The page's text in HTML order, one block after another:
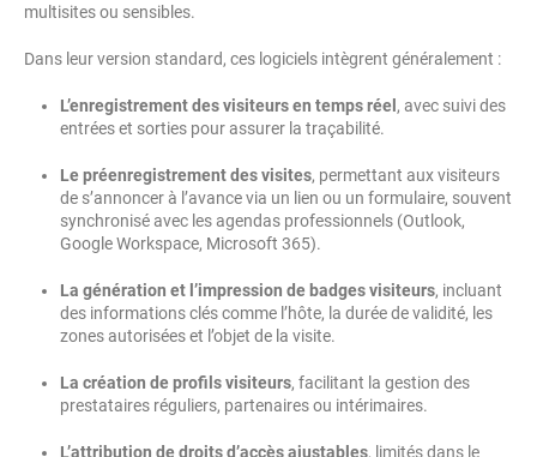
multisites ou sensibles.
Dans leur version standard, ces logiciels intègrent généralement :
L’enregistrement des visiteurs en temps réel , avec suivi des
entrées et sorties pour assurer la traçabilité.
Le préenregistrement des visites, permettant aux visiteurs
de s’annoncer à l’avance via un lien ou un formulaire, souvent
synchronisé avec les agendas professionnels (Outlook,
Google Workspace, Microsoft 365).
La génération et l’impression de badges visiteurs, incluant
des informations clés comme l’hôte, la durée de validité, les
zones autorisées et l’objet de la visite.
La création de profils visiteurs, facilitant la gestion des
prestataires réguliers, partenaires ou intérimaires.
L’attribution de droits d’accès ajustables, limités dans le